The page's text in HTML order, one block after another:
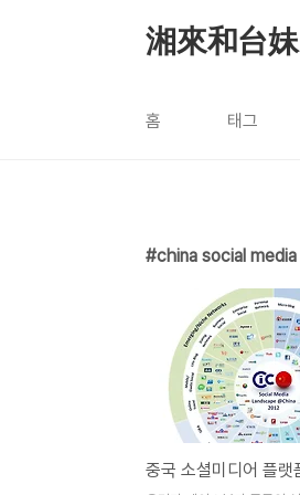
湘來和台妹
홈 태그
china social media